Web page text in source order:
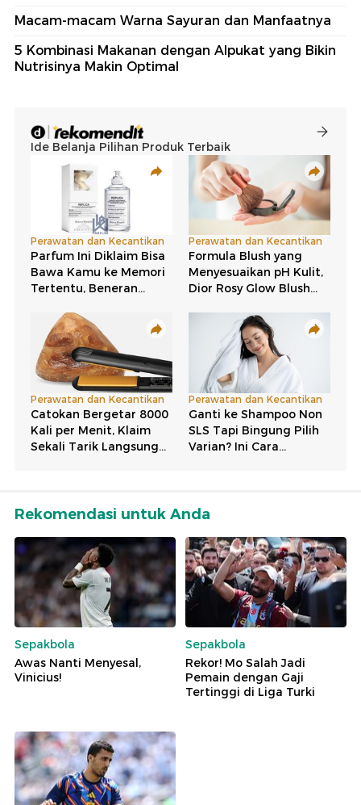
Macam-macam Warna Sayuran dan Manfaatnya
5 Kombinasi Makanan dengan Alpukat yang Bikin
Nutrisinya Makin Optimal
Rekomendasi untuk Anda
Sepakbola
Awas Nanti Menyesal,
Vinicius!
Sepakbola
Rekor! Mo Salah Jadi
Pemain dengan Gaji
Tertinggi di Liga Turki